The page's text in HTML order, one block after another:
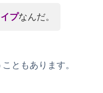
プなんだ。
ともあります。